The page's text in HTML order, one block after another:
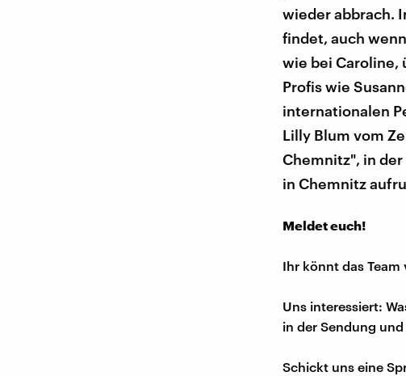
wieder abbrach.
findet, auch
wie bei Caroline,
Profis wie
internationalen
Lilly Blum vom
Chemnitz", in
in Chemnitz
Meldet euch!
Ihr könnt das Team
Uns interessiert:
in der Sendung
Schickt uns eine